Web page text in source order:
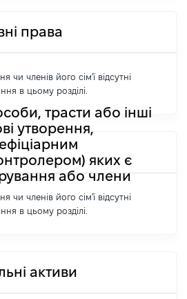
права
чи членів його сім'ї відсутні
в цьому розділі.
трасти або інші
утворення,
яких є
або члени
чи членів його сім'ї відсутні
в цьому розділі.
активи